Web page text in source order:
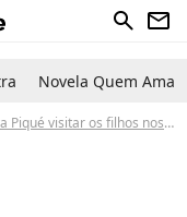
search newsletter
Novela Quem Ama
filhos nos Estados Unidos. Saiba quais!